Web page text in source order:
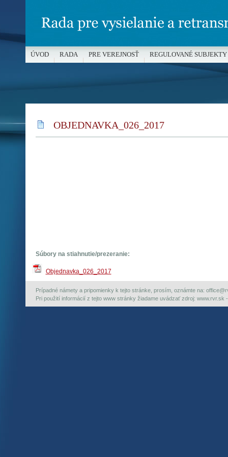
OBJEDNAVKA_026_2017
Súbory na stiahnutie/prezeranie:
Objednavka_026_2017
Prípadné námety a pripomienky k tejto stránke, prosím, oznámte na:
Pri použití informácií z tejto www stránky žiadame uvádzať zdroj: www.rvr.sk
ÚVOD RADA PRE VEREJNOSŤ REGULOVANÉ SUBJEKTY